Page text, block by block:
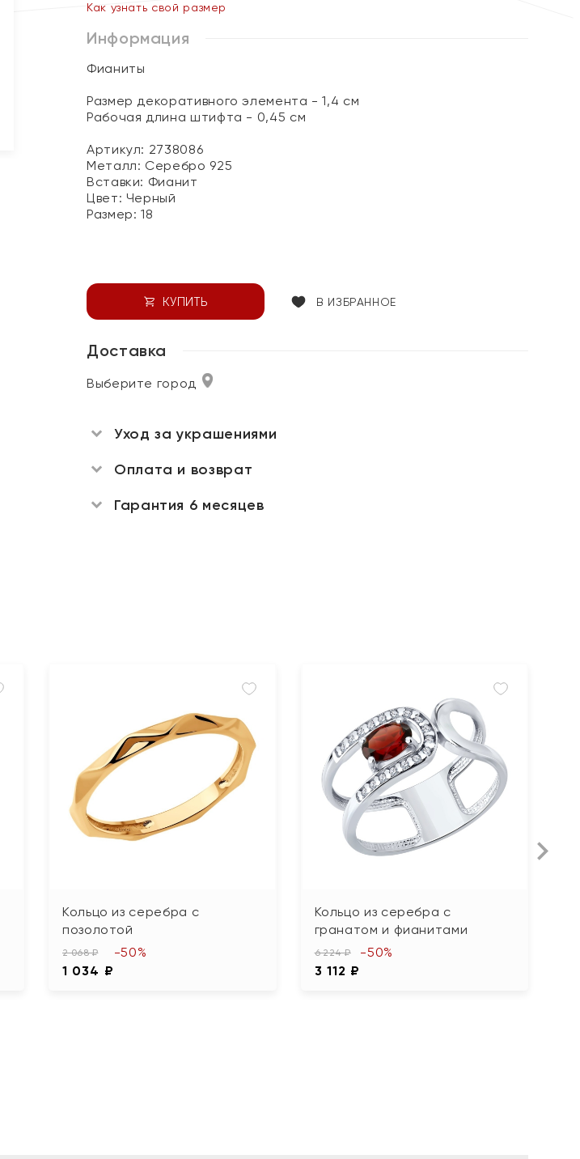
Как узнать свой размер
Информация
Фианиты
Размер декоративного элемента - 1,4 см
Рабочая длина штифта - 0,45 см
Артикул: 2738086
Металл: Серебро 925
Вставки: Фианит
Цвет: Черный
Размер:18
КУПИТЬ В ИЗБРАННОЕ
Доставка
Выберите город
Уход за украшениями
Оплата и возврат
Гарантия 6 месяцев
Кольцо из серебра с
позолотой
2 068 ₽
1 034 ₽
-50%
Кольцо из серебра с
гранатом и фианитами
6 224 ₽
3 112 ₽
-50%